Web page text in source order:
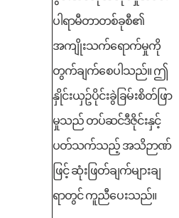
ပါရာမီတာတစ်ခုစီ၏
အကျိုးသက်ရောက်မှုကို
တွက်ချက်စေပါသည်။ ဤ
နှိုင်းယှဥ်ပိုင်းခွဲခြမ်းစိတ်ဖြာ
မှုသည် တပ်ဆင်ဒီဇိုင်းနှင့်
ပတ်သက်သည့် အသိဉာဏ်
ဖြင့် ဆုံးဖြတ်ချက်များချ
ရာတွင် ကူညီပေးသည်။